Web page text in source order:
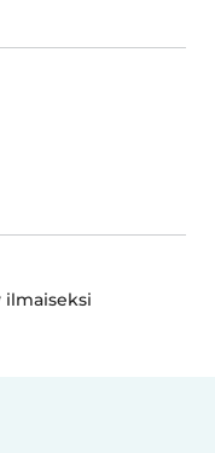
ilmaiseksi